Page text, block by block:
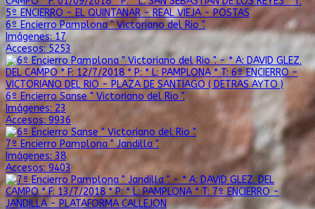
6º Encierro Pamplona " Victoriano del Rio ".
Imágenes: 17
Accesos: 5253
6º Encierro Sanse " Victoriano del Rio ".
Imágenes: 23
Accesos: 9936
7º Encierro Pamplona " Jandilla ".
Imágenes: 38
Accesos: 9403